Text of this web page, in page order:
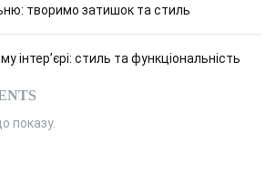
творимо затишок та стиль
інтер’єрі: стиль та функціональність
показу.